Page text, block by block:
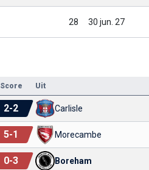
28 30 jun. 27
Score Uit
2-2 Carlisle
5-1 Morecambe
0-3 Boreham